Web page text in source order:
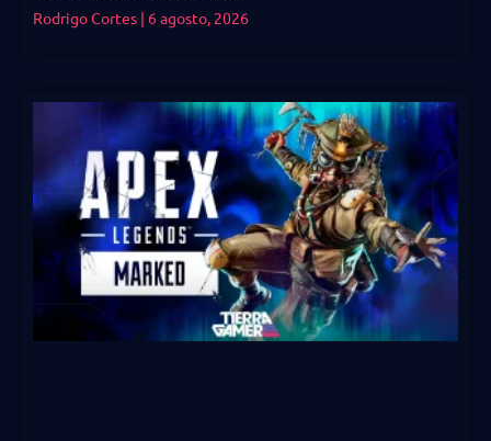
Rodrigo Cortes 6 agosto, 2026